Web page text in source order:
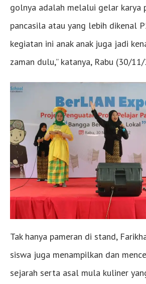
golnya adalah melalui gelar karya
pancasila atau yang lebih dikenal
kegiatan ini anak anak juga jadi
zaman dulu,” katanya, Rabu (30/
Tak hanya pameran di stand,
siswa juga menampilkan dan
sejarah serta asal mula kuliner